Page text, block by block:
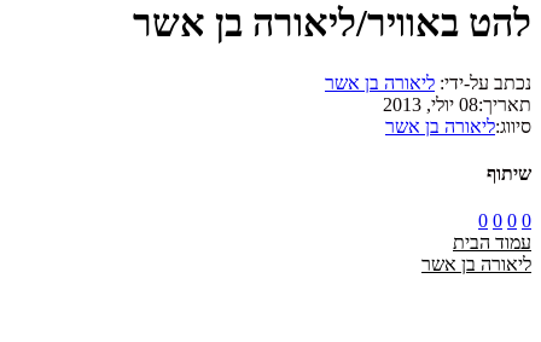
להט באוויר/ליאורה בן אשר
נכתב על-ידי: ליאורה בן אשר
תאריך:08 יולי, 2013
סיווג:ליאורה בן אשר
שיתוף
0
0
0
0
עמוד הבית
ליאורה בן אשר